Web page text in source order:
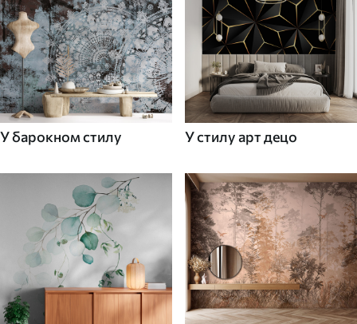
У барокном стилу У стилу арт децо